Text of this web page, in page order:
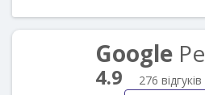
Google
4.9
276 відгуків